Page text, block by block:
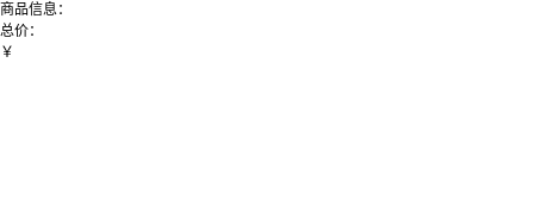
商品信息：
总价：
￥